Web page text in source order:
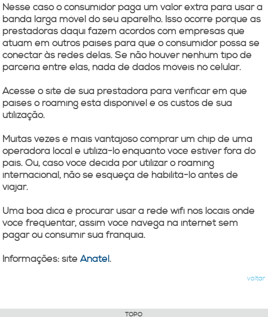
Nesse caso o consumidor paga um valor extra para usar a
banda larga móvel do seu aparelho. Isso ocorre porque as
prestadoras daqui fazem acordos com empresas que
atuam em outros países para que o consumidor possa se
conectar às redes delas. Se não houver nenhum tipo de
parceria entre elas, nada de dados móveis no celular.
Acesse o site de sua prestadora para verificar em que
países o roaming está disponível e os custos de sua
utilização.
Muitas vezes é mais vantajoso comprar um chip de uma
operadora local e utilizá-lo enquanto você estiver fora do
país. Ou, caso você decida por utilizar o roaming
internacional, não se esqueça de habilitá-lo antes de
viajar.
Uma boa dica é procurar usar a rede wifi nos locais onde
você freqüentar, assim você navega na internet sem
pagar ou consumir sua franquia.
Informações: siteAnatel.
voltar
TOPO